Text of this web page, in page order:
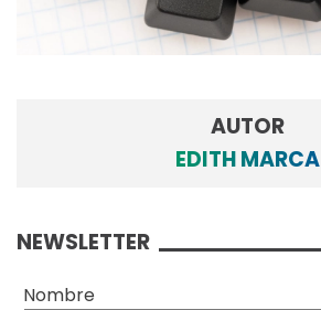
AUTOR
EDITH MARCA
NEWSLETTER
Nombre